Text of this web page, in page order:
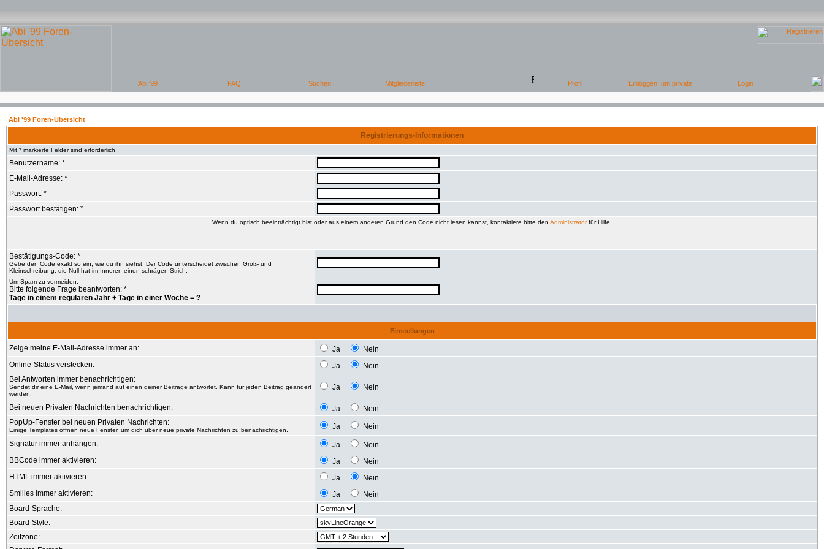
Abi '99 Foren-Übersicht
Registrierungs-Informationen
Mit * markierte Felder sind erforderlich
Benutzername: *
E-Mail-Adresse: *
Passwort: *
Passwort bestätigen: *
Wenn du optisch beeinträchtigt bist oder aus einem anderen Grund den Code nicht lesen kannst, kontaktiere bitte den Administratorfür Hilfe.
Bestätigungs-Code: *
Gebe den Code exakt so ein, wie du ihn siehst. Der Code unterscheidet zwischen Groß- und
Kleinschreibung, die Null hat im Inneren einen schrägen Strich.
Um Spam zu vermeiden.
Bitte folgende Frage beantworten: *
Tage in einem regulären Jahr + Tage in einer Woche = ?
Einstellungen
Zeige meine E-Mail-Adresse immer an: Ja
Nein
Online-Status verstecken:
Ja
Nein
Bei Antworten immer benachrichtigen:
Sendet dir eine E-Mail, wenn jemand auf einen deiner Beiträge antwortet. Kann für jeden Beitrag geändert
werden.
Ja Nein
Bei neuen Privaten Nachrichten benachrichtigen: Ja
Nein
PopUp-Fenster bei neuen Privaten Nachrichten:
Einige Templates öffnen neue Fenster, um dich über neue private Nachrichten zu benachrichtigen. Ja
Nein
Signatur immer anhängen:
Ja
Nein
BBCode immer aktivieren:
Ja
Nein
HTML immer aktivieren:
Ja
Nein
Smilies immer aktivieren:
Ja
Nein
Board-Sprache:
Board-Style:
Zeitzone: